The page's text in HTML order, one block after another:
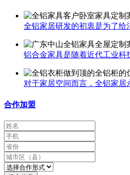
全铝家居研发的初衷是为了给
铝合金家具是随着近代工业科
对于家居空间而言，全铝家居
合作加盟